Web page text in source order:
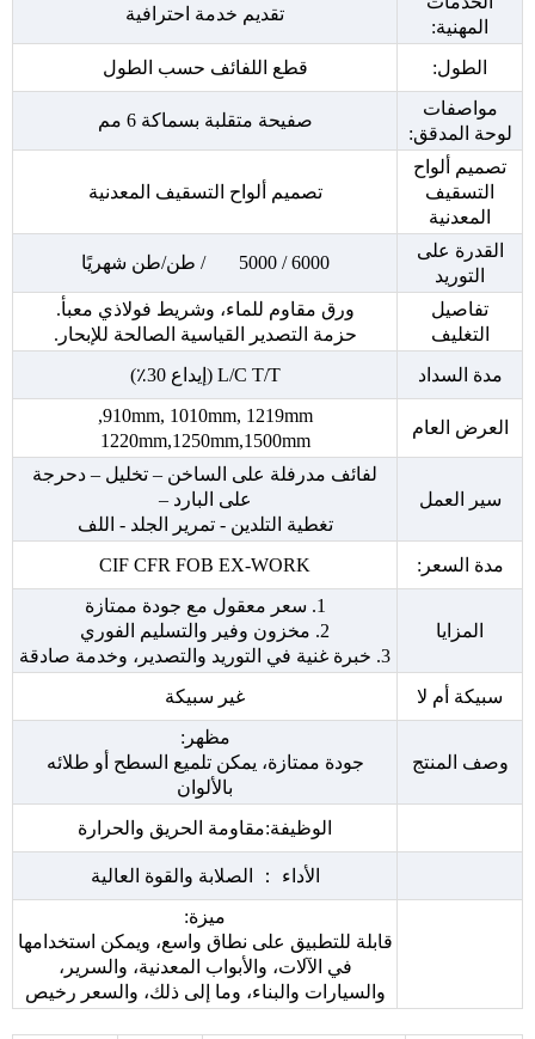
المهنية:
تقديم خدمة احترافية
الطول:
قطع اللفائف حسب الطول
مواصفات
لوحة المدقق:
صفيحة متقلبة بسماكة 6 مم
تصميم ألواح
التسقيف
المعدنية
تصميم ألواح التسقيف المعدنية
القدرة على
التوريد
6000 / 5000 / طن/طن شهريًا
تفاصيل
التغليف
ورق مقاوم للماء، وشريط فولاذي معبأ.
حزمة التصدير القياسية الصالحة للإبحار.
مدة السداد
L/C T/T (إيداع 30٪)
العرض العام
910mm, 1010mm, 1219mm,
1220mm,1250mm,1500mm
سير العمل
لفائف مدرفلة على الساخن – تخليل – دحرجة
على البارد –
تغطية التلدين - تمرير الجلد - اللف
مدة السعر:
CIF CFR FOB EX-WORK
المزايا
1. سعر معقول مع جودة ممتازة
2. مخزون وفير والتسليم الفوري
3. خبرة غنية في التوريد والتصدير، وخدمة صادقة
سبيكة أم لا
غير سبيكة
وصف المنتج
مظهر:
جودة ممتازة، يمكن تلميع السطح أو طلائه
بالألوان
الوظيفة:مقاومة الحريق والحرارة
الأداء ： الصلابة والقوة العالية
ميزة:
قابلة للتطبيق على نطاق واسع، ويمكن استخدامها
في الآلات، والأبواب المعدنية، والسرير،
والسيارات والبناء، وما إلى ذلك، والسعر رخيص